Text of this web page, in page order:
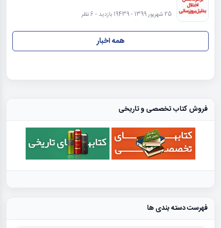
25 شهریور 1399 - 19439 بازدید - 6 نظر
همه اخبار
فروش کتاب تخصصی و تاریخی
فهرست دسته بندی ها